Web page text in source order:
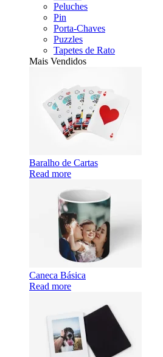
Peluches
Pin
Porta-Chaves
Puzzles
Tapetes de Rato
Mais Vendidos
Baralho de Cartas
Read more
Caneca Básica
Read more